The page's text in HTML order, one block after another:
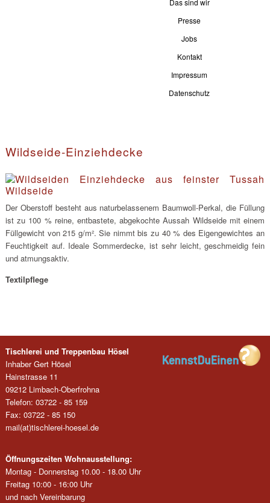
Das sind wir
Presse
Jobs
Kontakt
Impressum
Datenschutz
Wildseide-Einziehdecke
Der Oberstoff besteht aus naturbelassenem Baumwoll-Perkal, die Füllung
ist zu 100 % reine, entbastete, abgekochte Aussah Wildseide mit einem
Füllgewicht von 215 g/m². Sie nimmt bis zu 40 % des Eigengewichtes an
Feuchtigkeit auf. Ideale Sommerdecke, ist sehr leicht, geschmeidig fein
und atmungsaktiv.
Textilpflege
Tischlerei und Treppenbau Hösel
Inhaber Gert Hösel
Hainstrasse 11
09212 Limbach-Oberfrohna
Telefon: 03722 - 85 159
Fax: 03722 - 85 150
mail(at)tischlerei-hoesel.de
Öffnungszeiten Wohnausstellung:
Montag - Donnerstag 10.00 - 18.00 Uhr
Freitag 10:00 - 16:00 Uhr
und nach Vereinbarung